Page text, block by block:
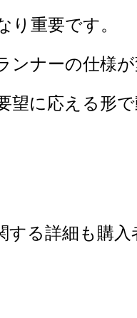
り重要です。
ンナーの仕様
望に応える形
する詳細も購